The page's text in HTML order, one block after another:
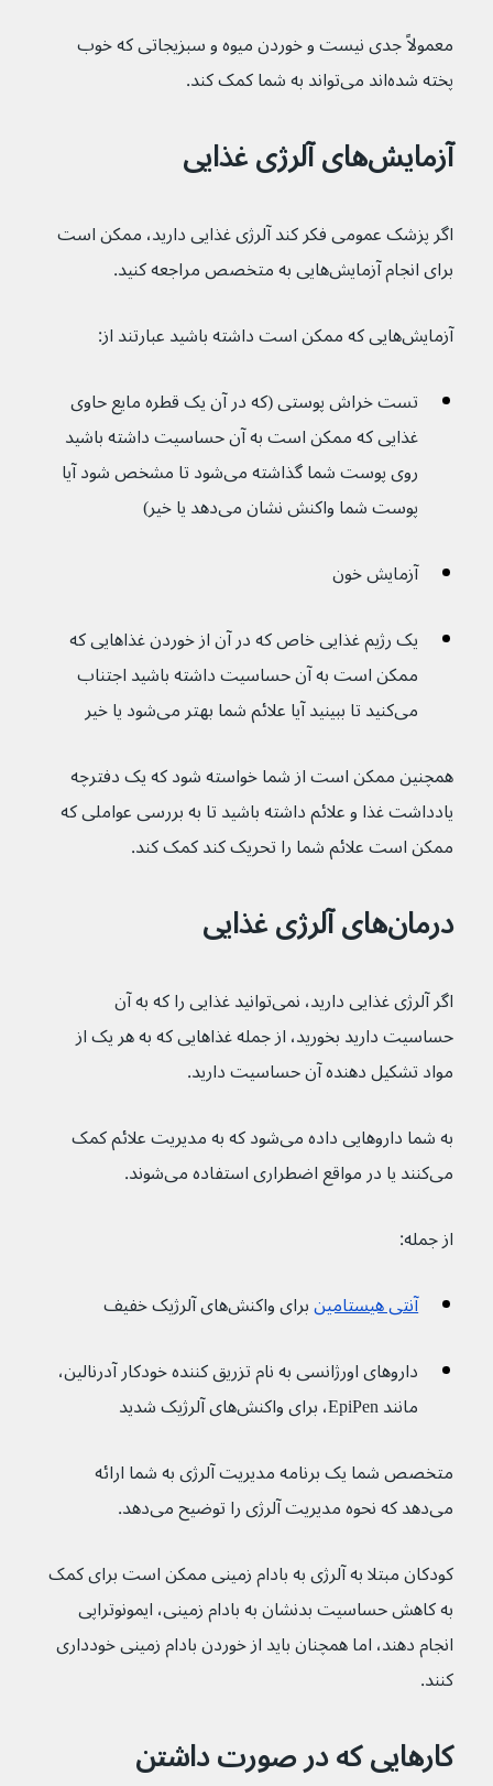
معمولاً جدی نیست و خوردن میوه و سبزیجاتی که خوب
پخته شده‌اند می‌تواند به شما کمک کند.
آزمایش‌های آلرژی غذایی
اگر پزشک عمومی فکر کند آلرژی غذایی دارید، ممکن است
برای انجام آزمایش‌هایی به متخصص مراجعه کنید.
آزمایش‌هایی که ممکن است داشته باشید عبارتند از:
تست خراش پوستی (که در آن یک قطره مایع حاوی
غذایی که ممکن است به آن حساسیت داشته باشید
روی پوست شما گذاشته می‌شود تا مشخص شود آیا
پوست شما واکنش نشان می‌دهد یا خیر)
آزمایش خون
یک رژیم غذایی خاص که در آن از خوردن غذاهایی که
ممکن است به آن حساسیت داشته باشید اجتناب
می‌کنید تا ببینید آیا علائم شما بهتر می‌شود یا خیر
همچنین ممکن است از شما خواسته شود که یک دفترچه
یادداشت غذا و علائم داشته باشید تا به بررسی عواملی که
ممکن است علائم شما را تحریک کند کمک کند.
درمان‌های آلرژی غذایی
اگر آلرژی غذایی دارید، نمی‌توانید غذایی را که به آن
حساسیت دارید بخورید، از جمله غذاهایی که به هر یک از
مواد تشکیل دهنده آن حساسیت دارید.
به شما داروهایی داده می‌شود که به مدیریت علائم کمک
می‌کنند یا در مواقع اضطراری استفاده می‌شوند.
از جمله:
آنتی هیستامین برای واکنش‌های آلرژیک خفیف
داروهای اورژانسی به نام تزریق کننده خودکار آدرنالین،
مانند EpiPen، برای واکنش‌های آلرژیک شدید
متخصص شما یک برنامه مدیریت آلرژی به شما ارائه
می‌دهد که نحوه مدیریت آلرژی را توضیح می‌دهد.
کودکان مبتلا به آلرژی به بادام زمینی ممکن است برای کمک
به کاهش حساسیت بدنشان به بادام زمینی، ایمونوتراپی
انجام دهند، اما همچنان باید از خوردن بادام زمینی خودداری
کنند.
کارهایی که در صورت داشتن